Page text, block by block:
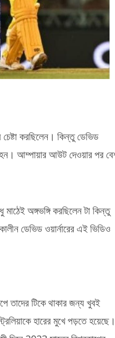
করছিলেন। কিন্তু ডেভিড
হন। আম্পায়ার আউট দেওয়ার পর
মাঠেই অঙ্গভঙ্গি করছিলেন টা কিন্তু
ডেভিড ওয়ার্নারের এই ভিডিও
তাদের টিকে থাকার জন্য খুবই
হারের মুখে পড়তে হয়েছে।